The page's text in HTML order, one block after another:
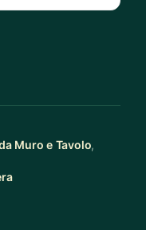
Muro e Tavolo,